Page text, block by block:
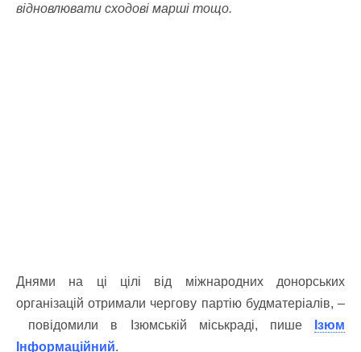
відновлювати сходові марші тощо.
Днями на ці цілі від міжнародних донорських
організацій отримали чергову партію будматеріалів, –
повідомили в Ізюмській міськраді, пише
Ізюм
Інформаційний.